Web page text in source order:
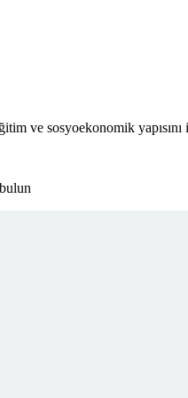
ve sosyoekonomik yapısını